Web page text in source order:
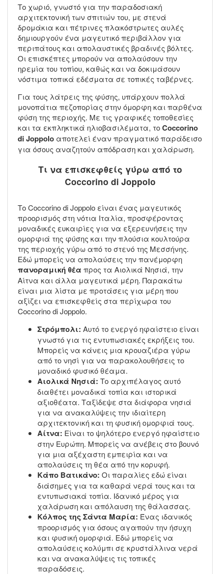
Το χωριό, γνωστό για την παραδοσιακή
αρχιτεκτονική των σπιτιών του, με στενά
δρομάκια και πέτρινες πλακόστρωτες αυλές
δημιουργούν ένα μαγευτικό περιβάλλον για
περιπάτους και απολαυστικές βραδινές βόλτες.
Οι επισκέπτες μπορούν να απολαύσουν την
ηρεμία του τοπίου, καθώς και να δοκιμάσουν
νόστιμα τοπικά εδέσματα σε τοπικές ταβέρνες.
Για τους λάτρεις της φύσης, υπάρχουν πολλά
μονοπάτια πεζοπορίας στην όμορφη και παρθένα
φύση της περιοχής. Με τις γραφικές τοποθεσίες
και τα εκπληκτικά ηλιοβασιλέματα, τοCoccorino
di Joppolo αποτελεί έναν πραγματικό παράδεισο
για όσους αναζητούν απόδραση και χαλάρωση.
Τι να επισκεφθείς γύρω από το
Coccorino di Joppolo
Το Coccorino di Joppolo είναι ένας μαγευτικός
προορισμός στη νότια Ιταλία, προσφέροντας
μοναδικές ευκαιρίες για να εξερευνήσεις την
ομορφιά της φύσης και την πλούσια κουλτούρα
της περιοχής γύρω από το στενό της Μεσσήνης.
Εδώ μπορείς να απολαύσεις την πανέμορφη
πανοραμική θέα προς τα Αιολικά Νησιά, την
Αίτνα και άλλα μαγευτικά μέρη. Παρακάτω
είναι μια λίστα με προτάσεις για μέρη που
αξίζει να επισκεφθείς στα περίχωρα του
Coccorino di Joppolo.
Στρόμπολι: Αυτό το ενεργό ηφαίστειο είναι
γνωστό για τις εντυπωσιακές εκρήξεις του.
Μπορείς να κάνεις μια κρουαζιέρα γύρω
από το νησί για να παρακολουθήσεις το
μοναδικό φυσικό θέαμα.
Αιολικά Νησιά: Το αρχιπέλαγος αυτό
διαθέτει μοναδικά τοπία και ιστορικά
αξιοθέατα. Ταξίδεψε στα διάφορα νησιά
για να ανακαλύψεις την ιδιαίτερη
αρχιτεκτονική και τη φυσική ομορφιά τους.
Αίτνα: Είναι το ψηλότερο ενεργό ηφαίστειο
στην Ευρώπη. Μπορείς να ανέβεις στο βουνό
για μια αξέχαστη εμπειρία και να
απολαύσεις τη θέα από την κορυφή.
Κάπο Βατικάνο: Οι παραλίες εδώ είναι
διάσημες για τα καθαρά νερά τους και τα
εντυπωσιακά τοπία. Ιδανικό μέρος για
χαλάρωση και απόλαυση της θάλασσας.
Κόλπος της Σάντα Μαρία: Ένας ιδανικός
προορισμός για όσους αγαπούν την ήσυχη
και φυσική ομορφιά. Εδώ μπορείς να
απολαύσεις κολύμπι σε κρυστάλλινα νερά
και να ανακαλύψεις τις τοπικές
παραδόσεις.